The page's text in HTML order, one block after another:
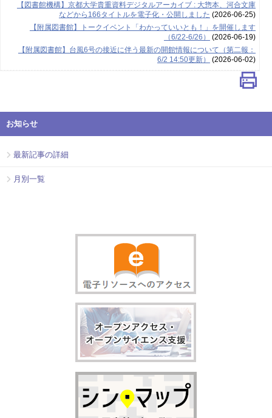
【図書館機構】京都大学貴重資料デジタルアーカイブ : 大惣本、河合文庫
などから166タイトルを電子化・公開しました (2026-06-25)
【附属図書館】トークイベント「わかっていいとも！」を開催します
（6/22-6/26）
(2026-06-19)
【附属図書館】台風6号の接近に伴う最新の開館情報について（第二報：
6/2 14:50更新）
(2026-06-02)
お知らせ
最新記事の詳細
月別一覧